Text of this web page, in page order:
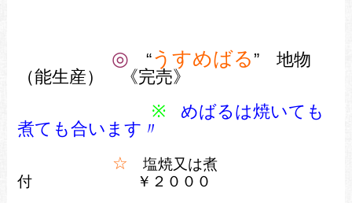
◎ “うすめばる” 地物
（能生産） 《完売》
※
めばるは焼いても
煮ても合います 〃
☆ 塩焼又は煮
付 ￥２０００